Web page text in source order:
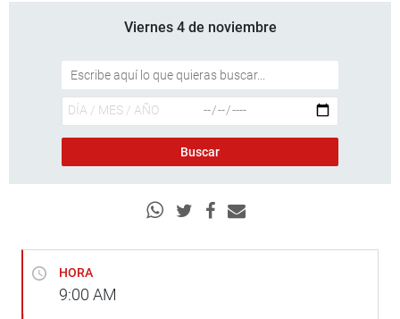
Viernes 4 de noviembre
HORA
9:00 AM